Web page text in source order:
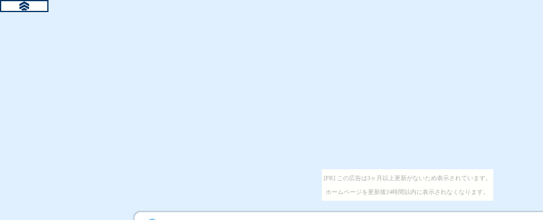
[PR] この広告は3ヶ月以上更新がないため表示されています。
ホームページを更新後24時間以内に表示されなくなります。